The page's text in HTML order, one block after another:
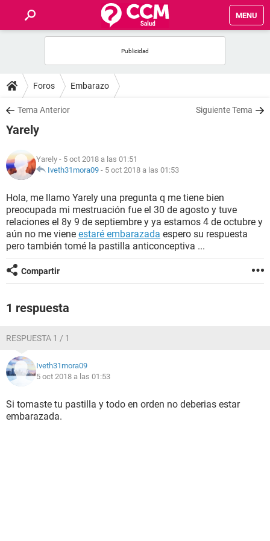
MENU
FOROS
SALUD
FAMILIA
NUTRICIÓN
BIENESTAR
SEXUALIDAD
GLOSARIO
Foros Embarazo
Tema Anterior Siguiente Tema
Yarely
Yarely - 5 oct 2018 a las 01:51
Iveth31mora09 - 5 oct 2018 a las 01:53
Hola, me llamo Yarely una pregunta q me tiene bien
preocupada mi mestruación fue el 30 de agosto y tuve
relaciones el 8y 9 de septiembre y ya estamos 4 de octubre y
aún no me viene estaré embarazada espero su respuesta
pero también tomé la pastilla anticonceptiva ...
Compartir
1 respuesta
RESPUESTA 1 / 1
Iveth31mora09
5 oct 2018 a las 01:53
Si tomaste tu pastilla y todo en orden no deberias estar
embarazada.